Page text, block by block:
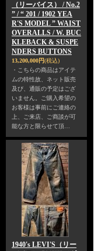
（リーバイス） / No.2
” / “ 201 / 1902 YEA
R'S MODEL ” WAIST
OVERALLS / W. BUC
KLEBACK & SUSPE
NDERS BUTTONS
13,200,000円(税込)
・こちらの商品はアイテ
ムの特性故、ネット販売
及び、通販の予定はござ
いません。ご購入希望の
お客様は事前にご連絡の
上、ご来店、ご商談が可
能な方と限らせて頂…
1940's LEVI'S（リー